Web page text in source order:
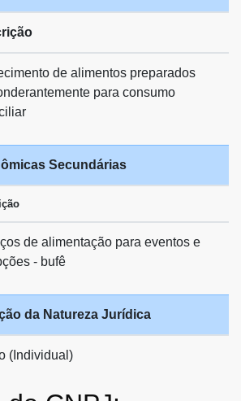
de alimentos preparados
para consumo
Secundárias
de alimentação para eventos e
- bufê
da Natureza Jurídica
(Individual)